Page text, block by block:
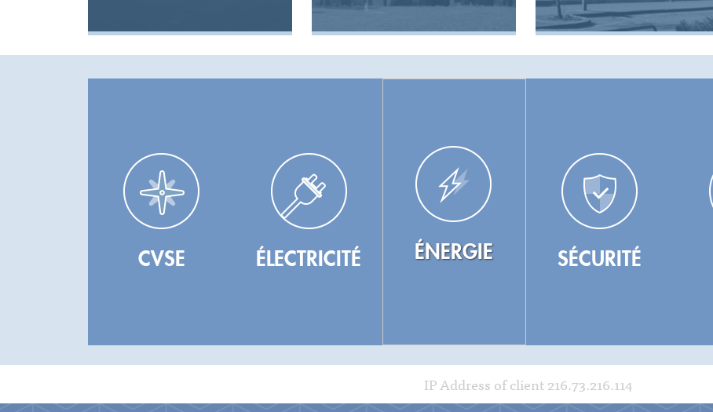
Voir la réalisation Voir la réalisation Voir la réalisation
CVSE ÉLECTRICITÉ ÉNERGIE SÉCURITÉ
IP Address of client 216.73.216.114